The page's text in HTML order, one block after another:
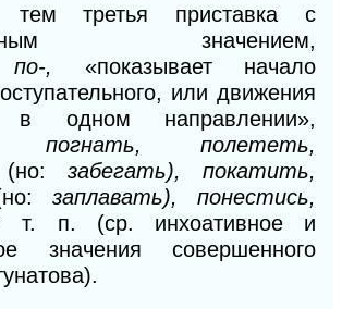
тем третья приставка с
значением,
по-, «показывает начало
или движения
одном направлении»,
погнать, полететь,
(но: забегать), покатить,
заплавать), понестись,
т. п. (ср. инхоативное и
значения совершенного